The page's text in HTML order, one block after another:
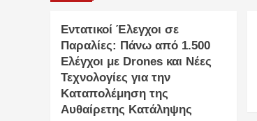
Εντατικοί Έλεγχοι σε
Παραλίες: Πάνω από 1.500
Ελέγχοι με Drones και Νέες
Τεχνολογίες για την
Καταπολέμηση της
Αυθαίρετης Κατάληψης